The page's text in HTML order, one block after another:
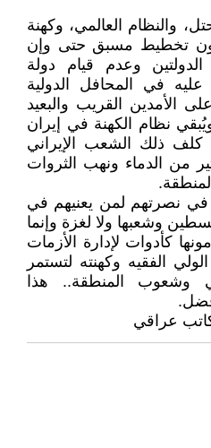
والنظام العالمي، وكهنة
تخطيط مسبق حتى وإن
وعدم قيام دولة
في المحافل الدولية
الأمدين القريب والبعيد
نظام الكهنة في إيران
ذلك الشعب الإيراني
من الدماء ونهب الثروات
نصرتهم لمن يعنيهم في
وشعبها ولا لغزة وإنما
كأدوات لإدارة الأزمات
الفقيه وكهنته لتستمر
وشعوب المنطقة.. هذا
عراقي